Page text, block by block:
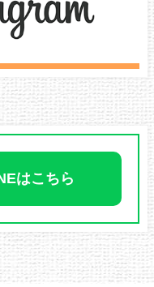
はこちら